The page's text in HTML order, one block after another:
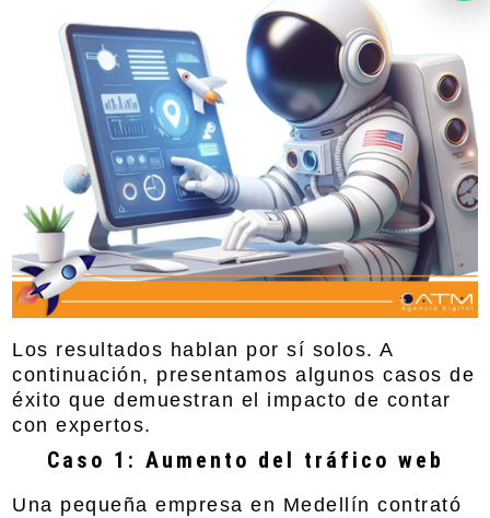
Los resultados hablan por sí solos. A
continuación, presentamos algunos casos de
éxito que demuestran el impacto de contar
con expertos.
Caso 1: Aumento del tráfico web
Una pequeña empresa en Medellín contrató